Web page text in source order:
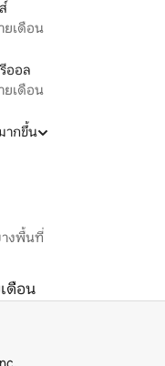
ยเดือน
ออล
ยเดือน
ากขึ้น
างพื้นที่
ดือน